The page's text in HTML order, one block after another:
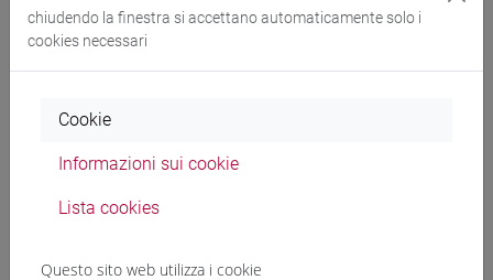
Docenti
MONDIN Luca- 30h Lezione
Materiali didattici
Materiali su Moodle
chiudendo la finestra si accettano automaticamente solo i
cookies necessari
Cookie
Informazioni sui cookie
Lista cookies
Questo sito web utilizza i cookie